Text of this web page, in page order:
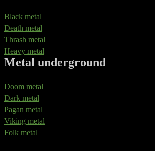
Black metal
Death metal
Thrash metal
Heavy metal
Metal underground
Doom metal
Dark metal
Pagan metal
Viking metal
Folk metal